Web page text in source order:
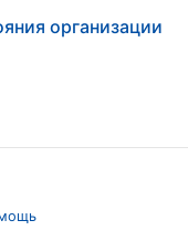
организации